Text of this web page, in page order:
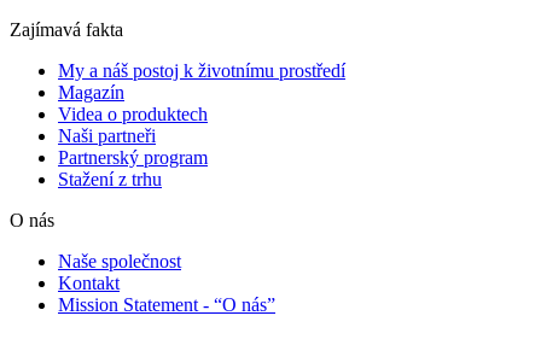
Zajímavá fakta
My a náš postoj k životnímu prostředí
Magazín
Videa o produktech
Naši partneři
Partnerský program
Stažení z trhu
O nás
Naše společnost
Kontakt
Mission Statement - “O nás”